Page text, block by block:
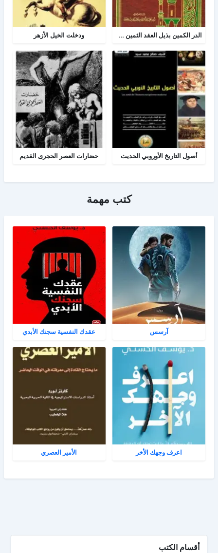
الدر الكمين بذيل العقد الثمين في تاريخ البلد الأمين ودخلت الخيل الأزهر
أصول التاريخ الأوروبي الحديث حضارات العصر الحجرى القديم
كتب مهمة
آرسس عقدك النفسية سجنك الأبدي
اعرف وجهك الأخر الأمير العصري
أقسام الكتب